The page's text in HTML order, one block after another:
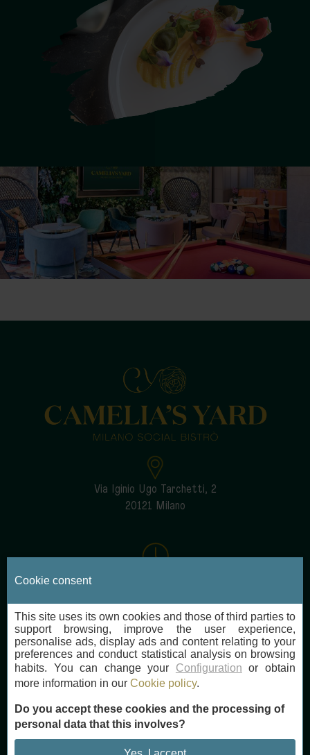
Via Iginio Ugo Tarchetti, 2
20121 Milano
cameliasyard@nh-hotels.com
+39 02 633 5861
Cookie consent
This site uses its own cookies and those of third parties to
support browsing, improve the user experience,
personalise ads, display ads and content relating to your
preferences and conduct statistical analysis on browsing
habits. You can change your Configuration or obtain
more information in our Cookie policy.
Do you accept these cookies and the processing of
personal data that this involves?